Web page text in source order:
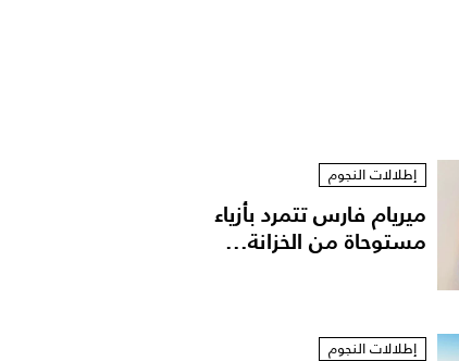
إطلالات النجوم
ميريام فارس تتمرد بأزياء
مستوحاة من الخزانة...
إطلالات النجوم